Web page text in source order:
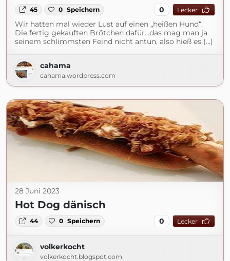
45 0 Speichern 0 Lecker
Wir hatten mal wieder Lust auf einen „heißen Hund“.
Die fertig gekauften Brötchen dafür…das mag man ja
seinem schlimmsten Feind nicht antun, also hieß es (...)
cahama
cahama.wordpress.com
28 Juni 2023
Hot Dog dänisch
44 0 Speichern 0 Lecker
volkerkocht
volkerkocht.blogspot.com